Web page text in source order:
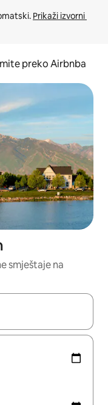
Prikaži izvorni
preko Airbnba
smještaje na
ih pregledati